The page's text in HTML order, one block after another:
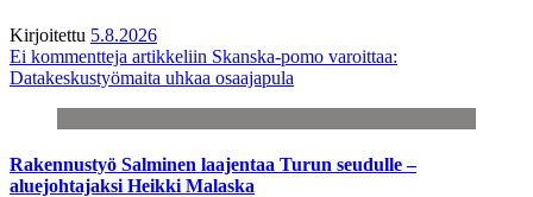
Kirjoitettu 5.8.2026
Ei kommentteja artikkeliin Skanska-pomo varoittaa:
Datakeskustyömaita uhkaa osaajapula
Rakennustyö Salminen laajentaa Turun seudulle –
aluejohtajaksi Heikki Malaska